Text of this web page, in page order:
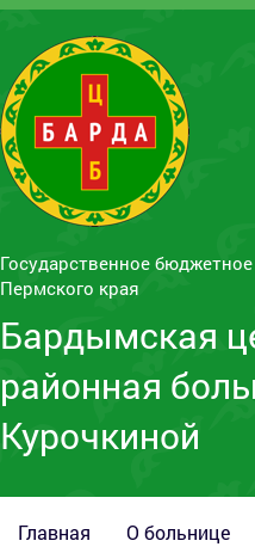
Государственное
Пермского края
Бардымская
районная
Курочкиной
Главная О больнице